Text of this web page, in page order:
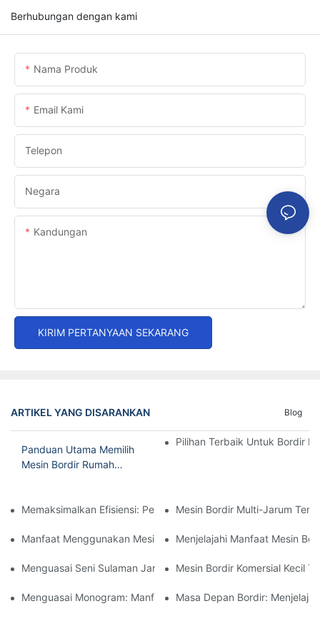
Berhubungan dengan kami
Nama Produk
Email Kami
Telepon
Negara
Kandungan
KIRIM PERTANYAAN SEKARANG
ARTIKEL YANG DISARANKAN Blog
Panduan Utama Memilih
Mesin Bordir Rumah
Pilihan Terbaik Untuk Bordir
Memaksimalkan Efisiensi: Penjelasan Mesin Bordir 15 Jarum
Mesin Bordir Multi-Jarum
Manfaat Menggunakan Mesin Bordir Jarum Tunggal Untuk
Menjelajahi Manfaat Mesin
Menguasai Seni Sulaman Jarum: Panduan Memilih Mesin
Mesin Bordir Komersial Kecil
Menguasai Monogram: Manfaat Mesin Bordir Komputer Kepala
Masa Depan Bordir: